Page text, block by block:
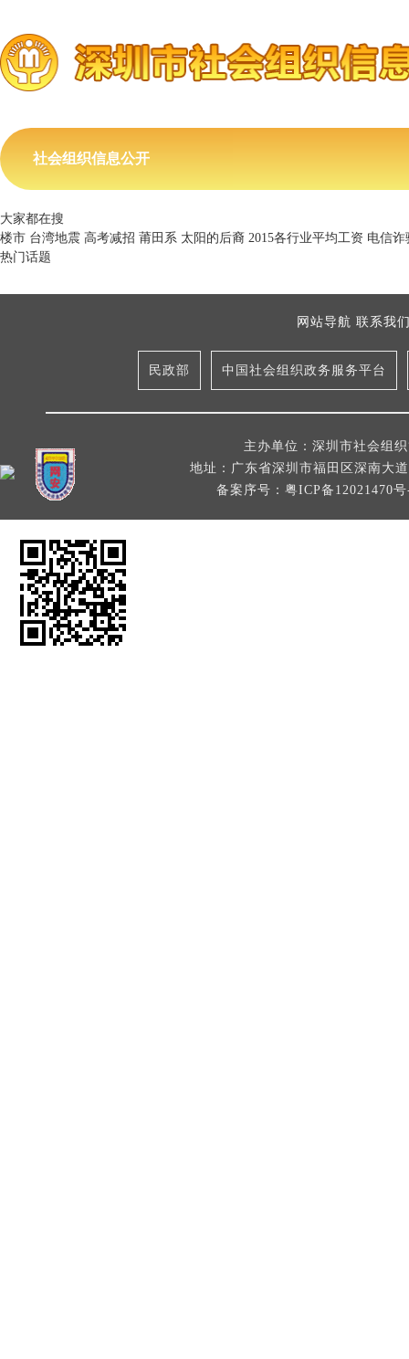
社会组织信息公开
大家都在搜
楼市 台湾地震 高考减招 莆田系 太阳的后裔 2015各行业平均工资 电信诈
热门话题
网站导航 联系我
民政部 中国社会组织政务服务平台
主办单位：深圳市社会组
地址：广东省深圳市福田区深南大
备案序号：粤ICP备12021470